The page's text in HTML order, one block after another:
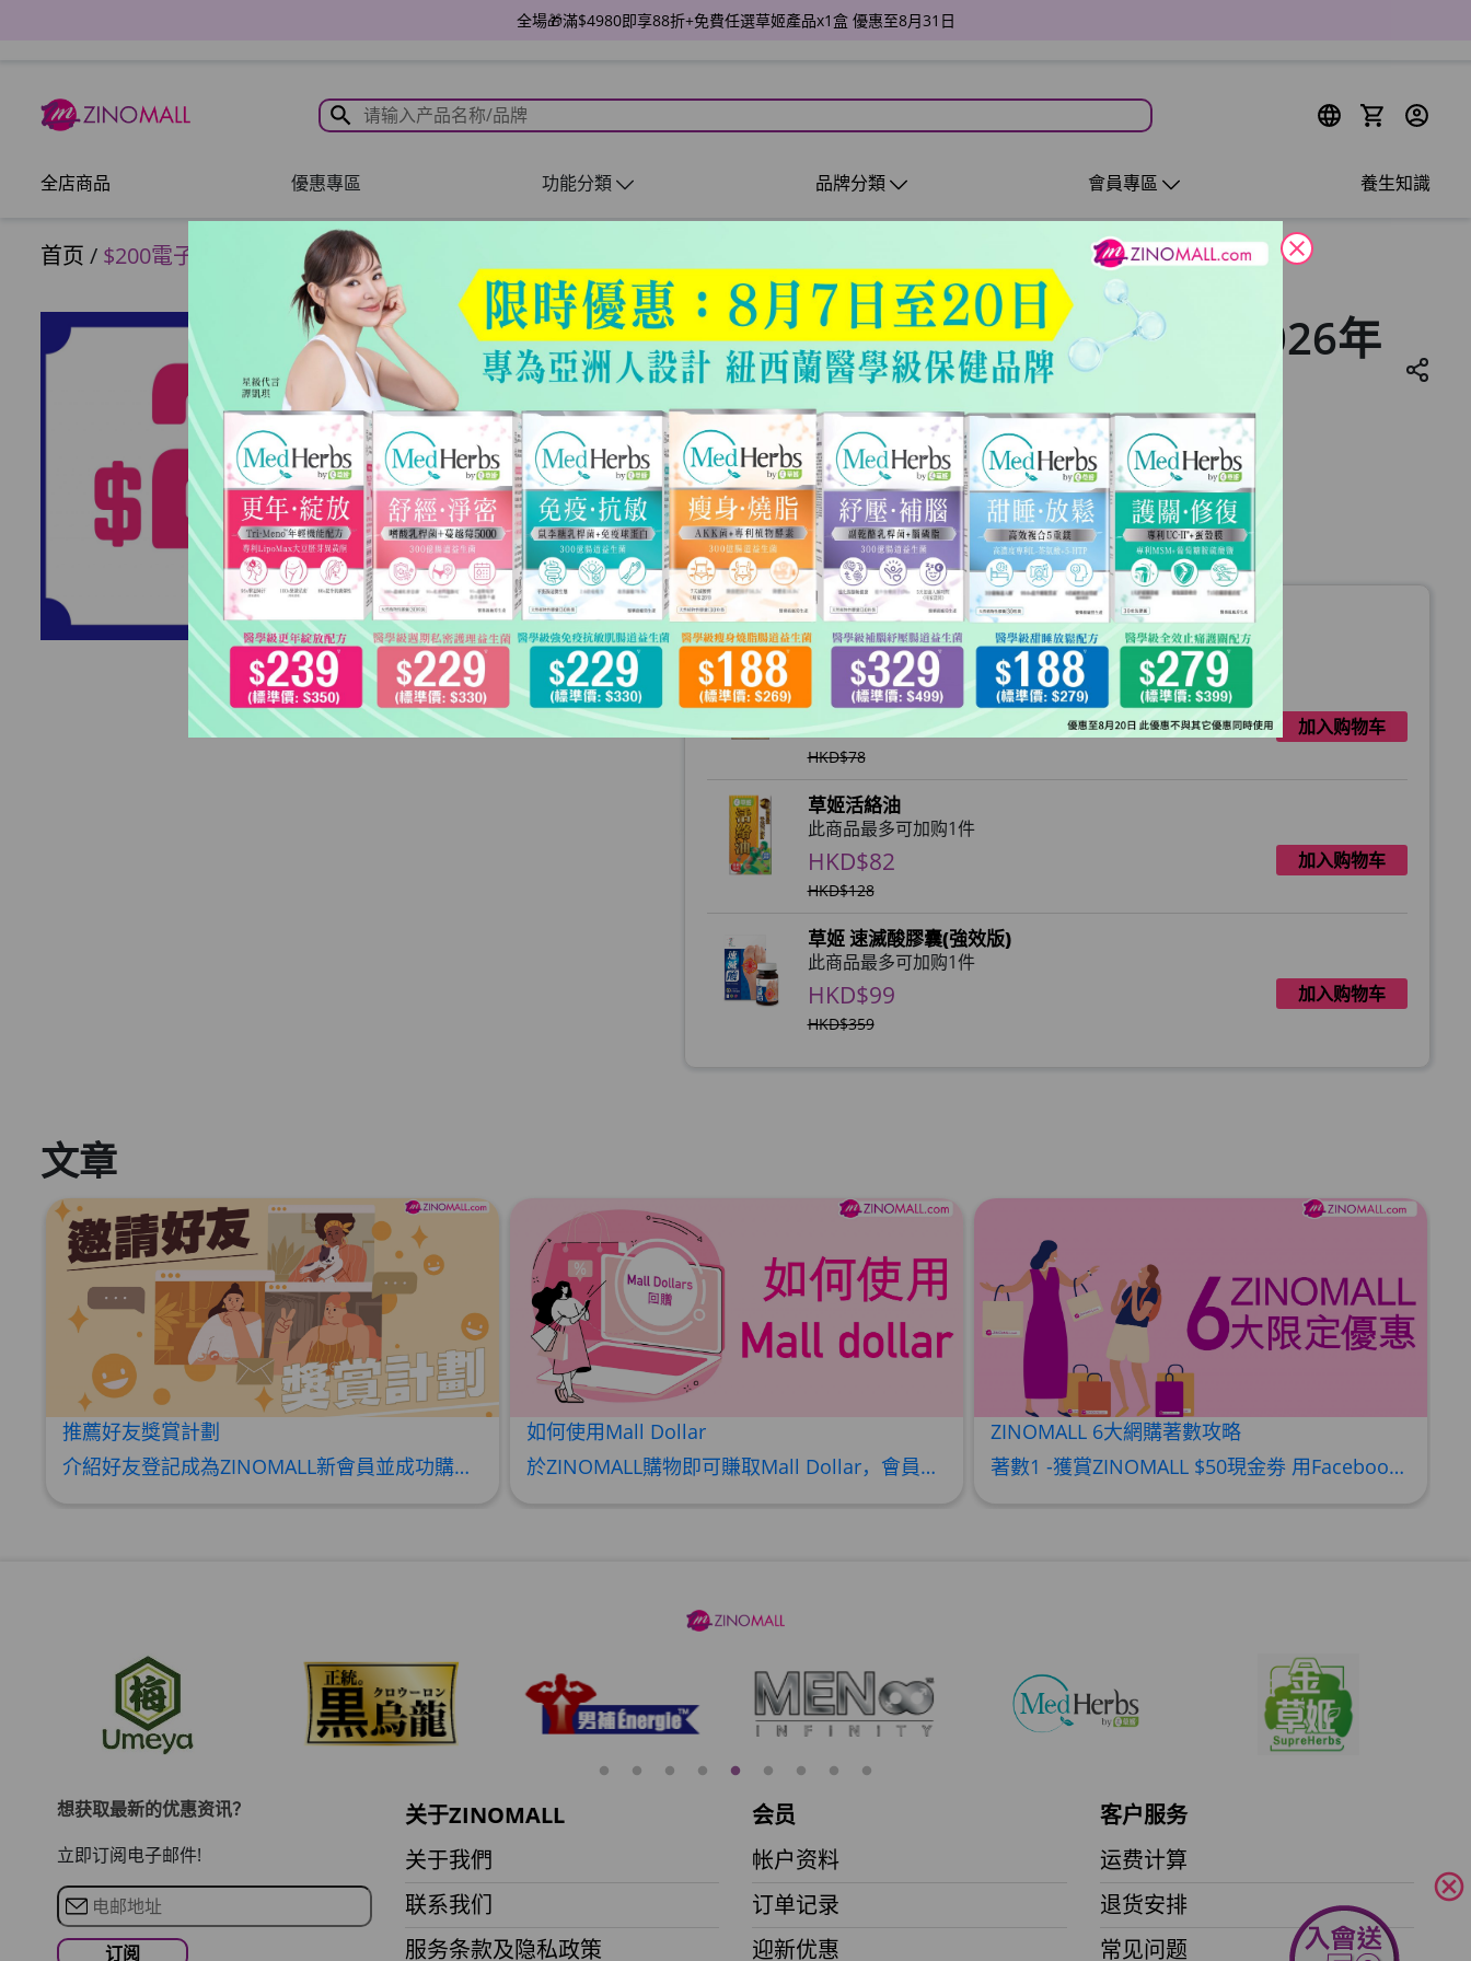
全場🎁滿$4980即享88折+免費任選草姬產品x1盒 優惠至8月31日
全店商品 優惠專區 功能分類 品牌分類 會員專區 養生知識
首页 / $200電子現金劵(使用優惠期2026年7月8日至8月8日)NMN
$200電子現金劵(使用優惠期2026年
7月8日至8月8日)NMN
HKD$200
数量 加入购物车
加购产品 (购物满额限定):
草姬萬花油
此商品最多可加购1件
HKD$49
HKD$78
加入购物车
草姬活絡油
此商品最多可加购1件
HKD$82
HKD$128
加入购物车
草姬 速滅酸膠囊(強效版)
此商品最多可加购1件
HKD$99
HKD$359
加入购物车
此商品最多可加购1件
HKD$369
男補精力丸5:1 (到期日2028年1月)
此商品最多可加购1件
理膚泉 無香大哥大防曬 50ml (2027年4月)
此商品最多可加购1件
HKD$145
文章
推薦好友獎賞計劃
介紹好友登記成為ZINOMALL新會員並成功購物，您即可獲得$50Mall Dollar現金回贈，你的好友亦可同時獲得$50Mall Dollar現金回贈。 **舊會員必須完成首張訂單才可開通邀請好友獎賞計劃** 1. 舊會員可於 我的帳戶>>>邀請好友獎賞 中找到 好友推薦碼 (紅圈位置) 2. 會員可複製好友推薦碼並透過 Whatsapp / Facebook / Email分享給自己好友。推薦好友次數不限，介紹愈多新朋友，可獲得愈多Mall Dollar現金回贈。 3. 好友
如何使用Mall Dollar
於ZINOMALL購物即可賺取Mall Dollar，會員每次購物折實後每滿HK$100，即可賺取$5 Mall Dollar回贈。Mall Dollar 將會於訂單派送成功後7-14個工作天內自動加至客人户口。下次購物時，每 $1 Mall Dollar 即可當 HK$1 使用。 Step 1 請輸入電郵及密碼後按【登入】或直接連結Facebook 登入 Step 2 挑選合適貨品後，輸入購買數量，然後按【加入購物車】 Step 3 按一下右上角的購物車圖案 ,
ZINOMALL 6大網購著數攻略
著數1 -獲賞ZINOMALL $50現金劵 用Facebook或Email 成功登記做ZINOMALL網購會員，$50現金劵會自動加入閣下ZINOMALL的賬戶，單次購物滿$350，網上付款時即可使用$50優惠劵，只可使用一次。 著數2- 新會員購物滿$680(折實)即減$80, 再送豐富迎新禮物 【迎新禮物優惠劵】會自動加入閣下ZINOMALL的賬戶，新會員單次購物滿$680(折實)，網上付款時使用優惠劵，即減$80及送神秘迎新禮物。 著數3- 新會員購物滿$1088(折實)即減$150, 再送
想获取最新的优惠资讯？
立即订阅电子邮件!
关于ZINOMALL
关于我們
联系我们
服务条款及隐私政策
会员
帐户资料
订单记录
迎新优惠
客户服务
运费计算
退货安排
常见问题
close
cancel